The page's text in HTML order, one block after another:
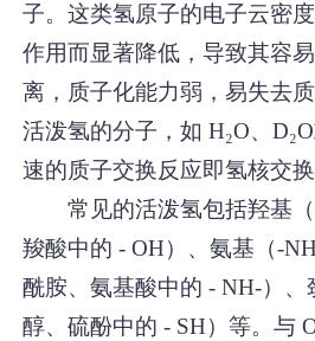
子。这类氢原子的电子云密
作用而显著降低，导致其容
离，质子化能力弱，易失去
活泼氢的分子，如 H₂O、
速的质子交换反应即氢核交换
常见的活泼氢包括羟基
羧酸中的 - OH）、氨基（-
酰胺、氨基酸中的 - NH-）、
醇、硫酚中的 - SH）等。与